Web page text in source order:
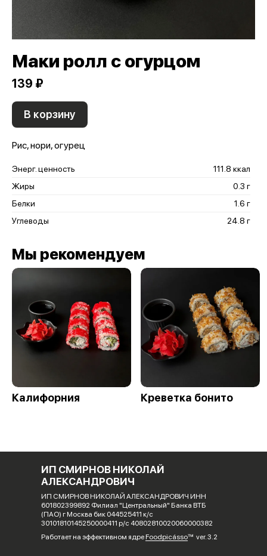
Маки ролл с огурцом
139 ₽
В корзину
Рис, нори, огурец
Энерг. ценность
111.8 ккал
Жиры
0.3 г
Белки
1.6 г
Углеводы
24.8 г
Мы рекомендуем
Калифорния Креветка бонито
ИП СМИРНОВ НИКОЛАЙ
АЛЕКСАНДРОВИЧ
ИП СМИРНОВ НИКОЛАЙ АЛЕКСАНДРОВИЧ ИНН
601802399892 Филиал "Центральный" Банка ВТБ
(ПАО) г Москва бик 044525411 к/с
30101810145250000411 р/с 40802810020060000382
Работает на эффективном ядре Foodpicássover. 3.2